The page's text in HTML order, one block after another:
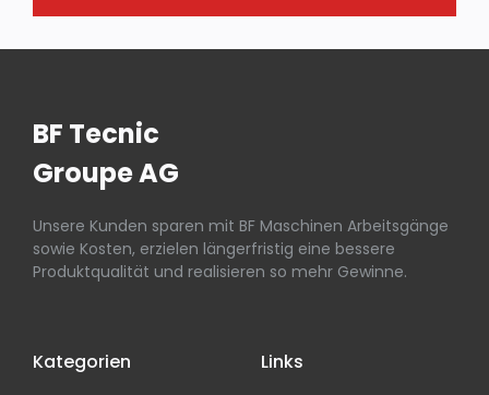
BF Tecnic
Groupe AG
Unsere Kunden sparen mit BF Maschinen Arbeitsgänge
sowie Kosten, erzielen längerfristig eine bessere
Produktqualität und realisieren so mehr Gewinne.
Kategorien Links